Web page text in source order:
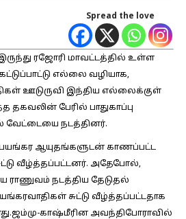
Spread the love
ரஜோரி மாவட்டத்தில் உள்ள
எல்லை வழியாக,
ஊடுருவி இந்திய எல்லைக்குள்
பேரில் பாதுகாப்பு
வேட்டையை நடத்தினர்.
பயங்கர ஆயுதங்களுடன் காணப்பட்ட
வீழ்த்தப்பட்டனர். அதேபோல்,
ராணுவம் நடத்திய தேடுதல்
சுட்டு வீழ்த்தப்பட்டதாக
காஷ்மீரின அவந்திபோராவில்